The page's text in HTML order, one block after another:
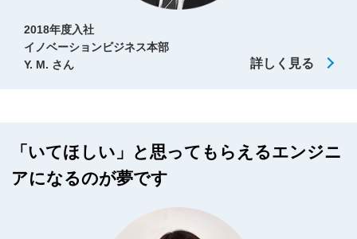
2018年度入社
イノベーションビジネス本部
Y. M. さん
詳しく見る
「いてほしい」と思ってもらえるエンジニ
アになるのが夢です